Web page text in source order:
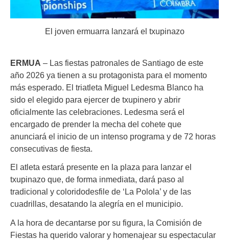
El joven ermuarra lanzará el txupinazo
ERMUA – Las fiestas patronales de Santiago de este
año 2026 ya tienen a su protagonista para el momento
más esperado. El triatleta Miguel Ledesma Blanco ha
sido el elegido para ejercer de txupinero y abrir
oficialmente las celebraciones. Ledesma será el
encargado de prender la mecha del cohete que
anunciará el inicio de un intenso programa y de 72 horas
consecutivas de fiesta.
El atleta estará presente en la plaza para lanzar el
txupinazo que, de forma inmediata, dará paso al
tradicional y coloridodesfile de ‘La Polola’ y de las
cuadrillas, desatando la alegría en el municipio.
A la hora de decantarse por su figura, la Comisión de
Fiestas ha querido valorar y homenajear su espectacular